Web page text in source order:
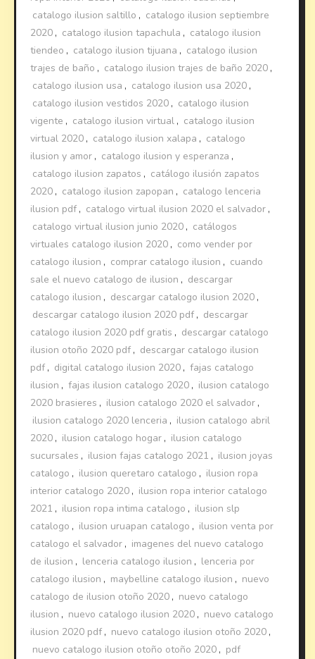
catalogo ilusion saltillo , catalogo ilusion septiembre
2020 , catalogo ilusion tapachula , catalogo ilusion
tiendeo , catalogo ilusion tijuana , catalogo ilusion
trajes de baño , catalogo ilusion trajes de baño 2020 ,
catalogo ilusion usa , catalogo ilusion usa 2020 ,
catalogo ilusion vestidos 2020 , catalogo ilusion
vigente , catalogo ilusion virtual , catalogo ilusion
virtual 2020 , catalogo ilusion xalapa , catalogo
ilusion y amor , catalogo ilusion y esperanza ,
catalogo ilusion zapatos , catálogo ilusión zapatos
2020 , catalogo ilusion zapopan , catalogo lenceria
ilusion pdf , catalogo virtual ilusion 2020 el salvador ,
catalogo virtual ilusion junio 2020 , catálogos
virtuales catalogo ilusion 2020 , como vender por
catalogo ilusion , comprar catalogo ilusion , cuando
sale el nuevo catalogo de ilusion , descargar
catalogo ilusion , descargar catalogo ilusion 2020 ,
descargar catalogo ilusion 2020 pdf , descargar
catalogo ilusion 2020 pdf gratis , descargar catalogo
ilusion otoño 2020 pdf , descargar catalogo ilusion
pdf , digital catalogo ilusion 2020 , fajas catalogo
ilusion , fajas ilusion catalogo 2020 , ilusion catalogo
2020 brasieres , ilusion catalogo 2020 el salvador ,
ilusion catalogo 2020 lenceria , ilusion catalogo abril
2020 , ilusion catalogo hogar , ilusion catalogo
sucursales , ilusion fajas catalogo 2021 , ilusion joyas
catalogo , ilusion queretaro catalogo , ilusion ropa
interior catalogo 2020 , ilusion ropa interior catalogo
2021 , ilusion ropa intima catalogo , ilusion slp
catalogo , ilusion uruapan catalogo , ilusion venta por
catalogo el salvador , imagenes del nuevo catalogo
de ilusion , lenceria catalogo ilusion , lenceria por
catalogo ilusion , maybelline catalogo ilusion , nuevo
catalogo de ilusion otoño 2020 , nuevo catalogo
ilusion , nuevo catalogo ilusion 2020 , nuevo catalogo
ilusion 2020 pdf , nuevo catalogo ilusion otoño 2020 ,
nuevo catalogo ilusion otoño otoño 2020 , pdf